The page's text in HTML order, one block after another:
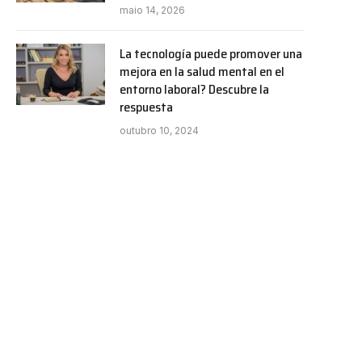
maio 14, 2026
La tecnología puede promover una
mejora en la salud mental en el
entorno laboral? Descubre la
respuesta
outubro 10, 2024